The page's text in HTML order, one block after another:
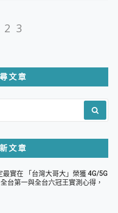
Page
2 Page
3
文章
文章
最實在 「台灣大哥大」榮獲 4G/5G
台第一與全台六冠王實測心得，